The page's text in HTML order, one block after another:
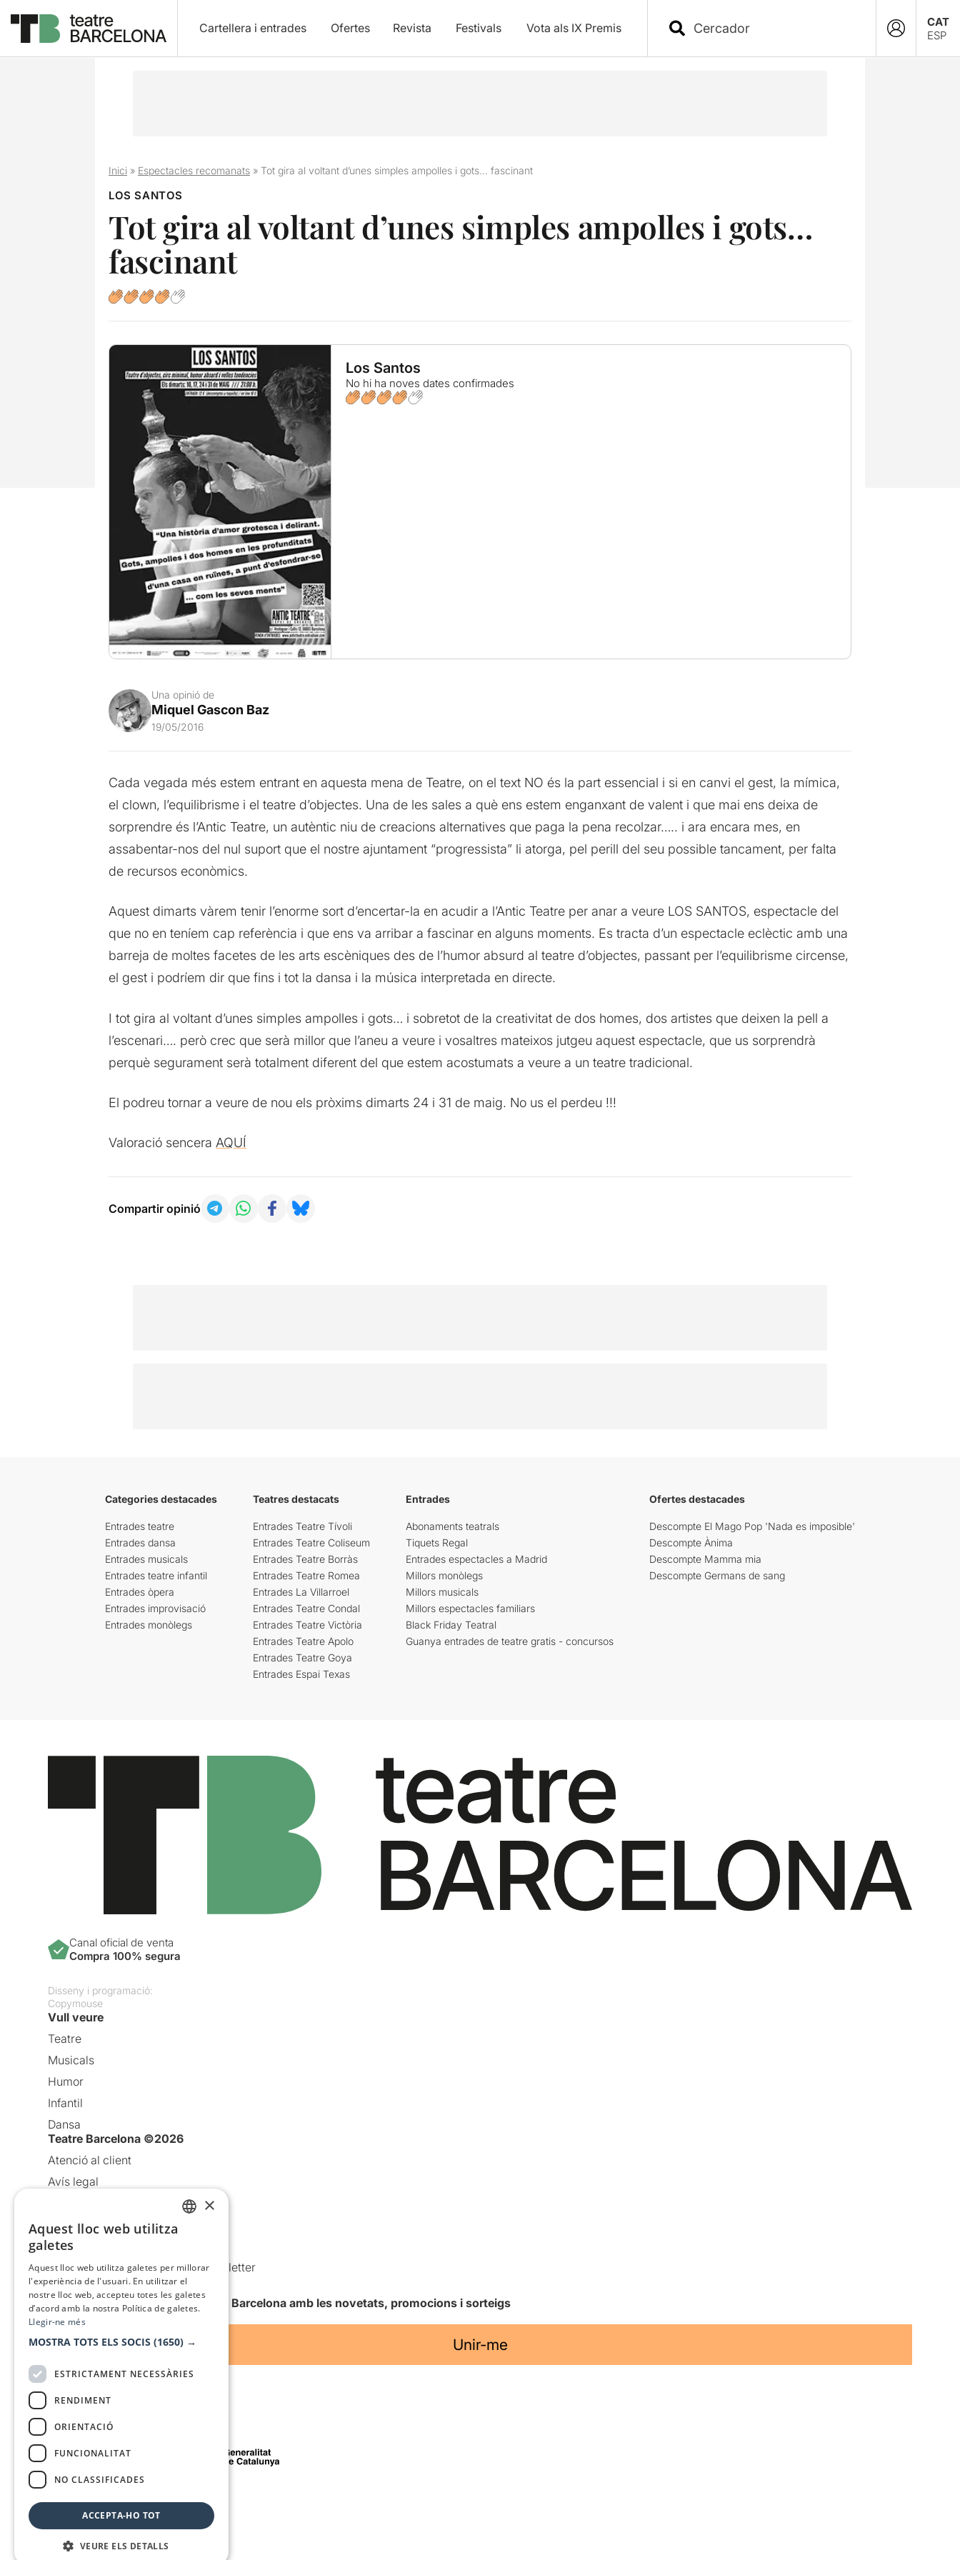
Cartellera i entrades Ofertes Revista Festivals Vota als IX Premis
CAT
ESP
Inici» Espectacles recomanats» Tot gira al voltant d’unes simples ampolles i gots… fascinant
LOS SANTOS
Tot gira al voltant d’unes simples ampolles i gots…
fascinant
Los Santos
No hi ha noves dates confirmades
Una opinió de
Miquel Gascon Baz
19/05/2016
Cada vegada més estem entrant en aquesta mena de Teatre, on el text NO és la part essencial i si en canvi el gest, la mímica,
el clown, l’equilibrisme i el teatre d’objectes. Una de les sales a què ens estem enganxant de valent i que mai ens deixa de
sorprendre és l’Antic Teatre, un autèntic niu de creacions alternatives que paga la pena recolzar….. i ara encara mes, en
assabentar-nos del nul suport que el nostre ajuntament “progressista” li atorga, pel perill del seu possible tancament, per falta
de recursos econòmics.
Aquest dimarts vàrem tenir l’enorme sort d’encertar-la en acudir a l’Antic Teatre per anar a veure LOS SANTOS, espectacle del
que no en teníem cap referència i que ens va arribar a fascinar en alguns moments. Es tracta d’un espectacle eclèctic amb una
barreja de moltes facetes de les arts escèniques des de l’humor absurd al teatre d’objectes, passant per l’equilibrisme circense,
el gest i podríem dir que fins i tot la dansa i la música interpretada en directe.
I tot gira al voltant d’unes simples ampolles i gots… i sobretot de la creativitat de dos homes, dos artistes que deixen la pell a
l’escenari…. però crec que serà millor que l’aneu a veure i vosaltres mateixos jutgeu aquest espectacle, que us sorprendrà
perquè segurament serà totalment diferent del que estem acostumats a veure a un teatre tradicional.
El podreu tornar a veure de nou els pròxims dimarts 24 i 31 de maig. No us el perdeu !!!
Valoració sencera AQUÍ
Compartir opinió
Categories destacades
Entrades teatre
Entrades dansa
Entrades musicals
Entrades teatre infantil
Entrades òpera
Entrades improvisació
Entrades monòlegs
Teatres destacats
Entrades Teatre Tívoli
Entrades Teatre Coliseum
Entrades Teatre Borràs
Entrades Teatre Romea
Entrades La Villarroel
Entrades Teatre Condal
Entrades Teatre Victòria
Entrades Teatre Apolo
Entrades Teatre Goya
Entrades Espai Texas
Entrades
Abonaments teatrals
Tiquets Regal
Entrades espectacles a Madrid
Millors monòlegs
Millors musicals
Millors espectacles familiars
Black Friday Teatral
Guanya entrades de teatre gratis - concursos
Ofertes destacades
Descompte El Mago Pop 'Nada es imposible'
Descompte Ànima
Descompte Mamma mia
Descompte Germans de sang
Canal oficial de venta
Compra 100% segura
Disseny i programació:
Copymouse
Vull veure
Teatre
Musicals
Humor
Infantil
Dansa
Teatre Barcelona ©2026
Atenció al client
Avís legal
Política de cookies
Condicions d’ús
Comunicacions comercials i Newsletter
Anuncia’t
Vull rebre la newsletter de Teatre Barcelona amb les novetats, promocions i sorteigs
Unir-me
Amb el suport de
×
Aquest lloc web utilitza
galetes
Aquest lloc web utilitza galetes per millorar
l'experiència de l'usuari. En utilitzar el
nostre lloc web, accepteu totes les galetes
d’acord amb la nostra Política de galetes.
Llegir-ne més
MOSTRA TOTS ELS SOCIS (1650) →
ESTRICTAMENT NECESSÀRIES
RENDIMENT
ORIENTACIÓ
FUNCIONALITAT
NO CLASSIFICADES
ACCEPTA-HO TOT
VEURE ELS DETALLS